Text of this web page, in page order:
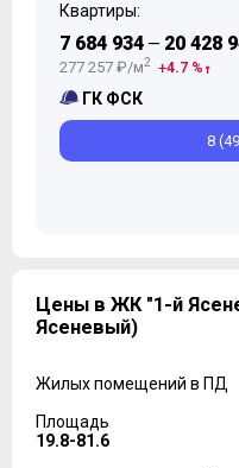
Квартиры:
7 684 934 — 20 428
277 257 ₽/м2 4.7 %
ГК ФСК
8
Цены в ЖК "1-й
Ясеневый)
Жилых помещений в ПД
Площадь
19.8-81.6